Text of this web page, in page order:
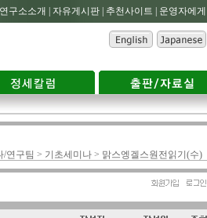
연구소소개 | 자유게시판 | 추천사이트 | 운영자에게
/연구팀 > 기초세미나 > 맑스엥겔스원전읽기(수)